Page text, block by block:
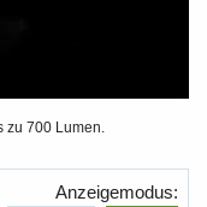
zu 700 Lumen.
Anzeigemodus: